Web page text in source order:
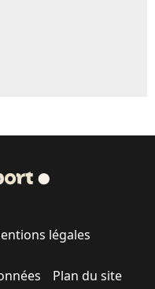
légales
Plan du site